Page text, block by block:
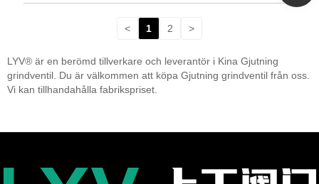
< 1 2 >
LYV® är en berömd tillverkare och leverantör i Kina Gjutning
grindventil. Du är välkommen att köpa Gjutning grindventil från oss.
Vi kan tillhandahålla fabrikspriset.